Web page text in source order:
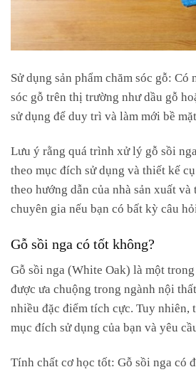
Sử dụng sản phẩm chăm sóc gỗ: Có
sóc gỗ trên thị trường như dầu gỗ
sử dụng để duy trì và làm mới bề
Lưu ý rằng quá trình xử lý gỗ sồi
theo mục đích sử dụng và thiết kế
theo hướng dẫn của nhà sản xuất
chuyên gia nếu bạn có bất kỳ câu
Gỗ sồi nga có tốt không?
Gỗ sồi nga (White Oak) là một
được ưa chuộng trong ngành nội
nhiều đặc điểm tích cực. Tuy nhiên,
mục đích sử dụng của bạn và yêu
Tính chất cơ học tốt: Gỗ sồi nga có